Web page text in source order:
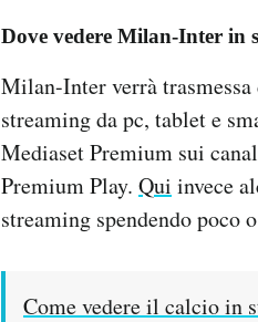
Dove vedere Milan-Inter in
Milan-Inter verrà
streaming da pc, tablet e
Mediaset Premium sui
Premium Play. Qui invece
streaming spendendo poco
Come vedere il calcio in